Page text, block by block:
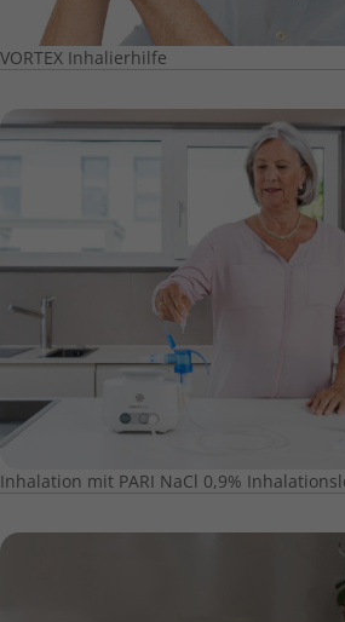
VORTEX Inhalierhilfe
Inhalation mit PARI NaCl 0,9%